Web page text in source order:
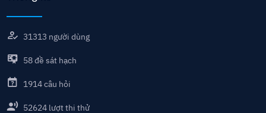
31313 người dùng
58đề sát hạch
1914câu hỏi
52624lượt thi thử